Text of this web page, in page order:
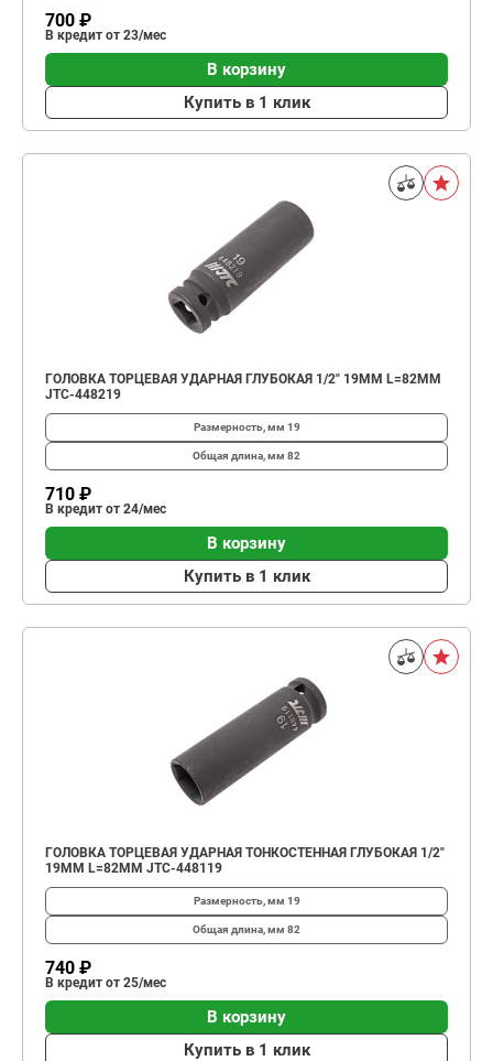
700 ₽
В кредит от 23/мес
В корзину
Купить в 1 клик
ГОЛОВКА ТОРЦЕВАЯ УДАРНАЯ ГЛУБОКАЯ 1/2" 19ММ L=82ММ
JTC-448219
Размерность, мм 19
Общая длина, мм 82
710 ₽
В кредит от 24/мес
В корзину
Купить в 1 клик
ГОЛОВКА ТОРЦЕВАЯ УДАРНАЯ ТОНКОСТЕННАЯ ГЛУБОКАЯ 1/2"
19ММ L=82ММ JTC-448119
Размерность, мм 19
Общая длина, мм 82
740 ₽
В кредит от 25/мес
В корзину
Купить в 1 клик